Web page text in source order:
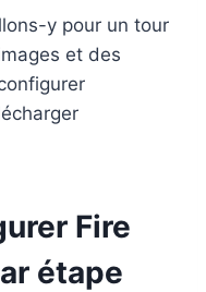
y pour un tour
et des
Fire
étape